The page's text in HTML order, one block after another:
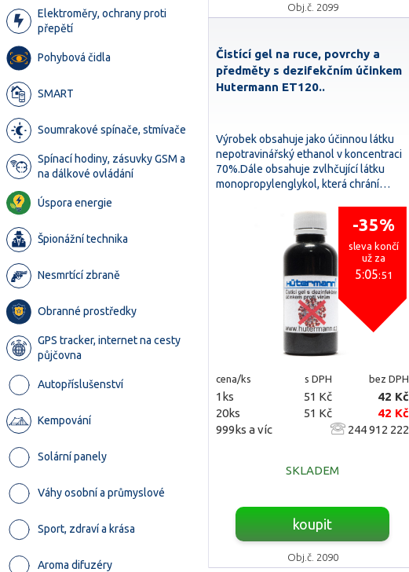
Elektroměry, ochrany proti
přepětí
Pohybová čidla
SMART
Soumrakové spínače, stmívače
Spínací hodiny, zásuvky GSM a
na dálkové ovládání
Úspora energie
Špionážní technika
Nesmrtící zbraně
Obranné prostředky
GPS tracker, internet na cesty
půjčovna
Autopříslušenství
Kempování
Solární panely
Váhy osobní a průmyslové
Sport, zdraví a krása
Aroma difuzéry
Obj.č. 2099
Čistící gel na ruce, povrchy a
předměty s dezifekčním účinkem
Hutermann ET120..
Výrobek obsahuje jako účinnou látku
nepotravinářský ethanol v koncentraci
70%.Dále obsahuje zvlhčující látku
monopropylenglykol, která chrání…
-35%
sleva končí
už za
5:05:50
cena/ks s DPH bez DPH
1ks 51 Kč
42 Kč
20ks
51 Kč
42 Kč
999ks a víc
244 912 222
SKLADEM
koupit
Obj.č. 2090